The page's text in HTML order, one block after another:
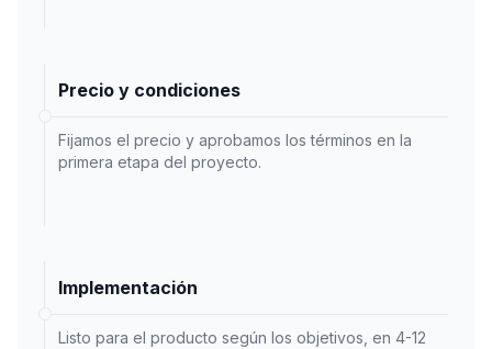
Precio y condiciones
Fijamos el precio y aprobamos los términos en la
primera etapa del proyecto.
Implementación
Listo para el producto según los objetivos, en 4-12